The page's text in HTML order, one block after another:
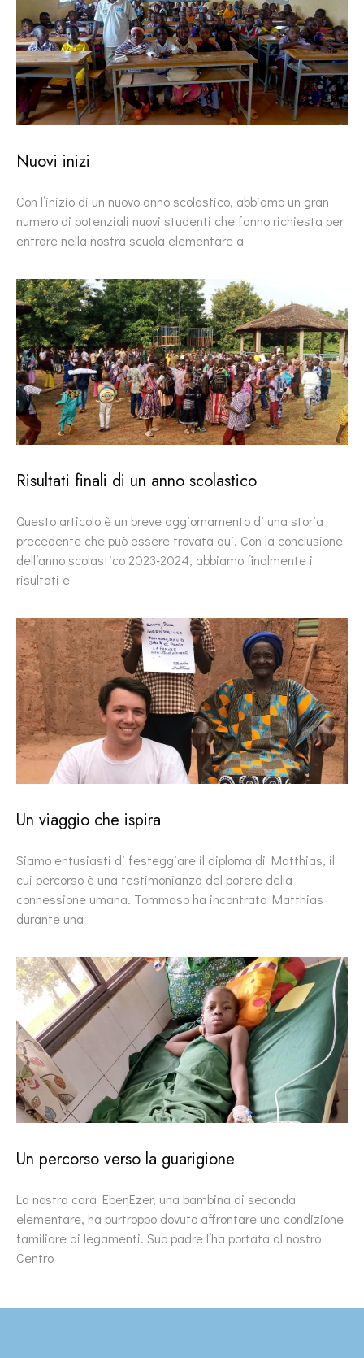
Nuovi inizi
Con l’inizio di un nuovo anno scolastico, abbiamo un gran
numero di potenziali nuovi studenti che fanno richiesta per
entrare nella nostra scuola elementare a
Risultati finali di un anno scolastico
Questo articolo è un breve aggiornamento di una storia
precedente che può essere trovata qui. Con la conclusione
dell’anno scolastico 2023-2024, abbiamo finalmente i
risultati e
Un viaggio che ispira
Siamo entusiasti di festeggiare il diploma di Matthias, il
cui percorso è una testimonianza del potere della
connessione umana. Tommaso ha incontrato Matthias
durante una
Un percorso verso la guarigione
La nostra cara EbenEzer, una bambina di seconda
elementare, ha purtroppo dovuto affrontare una condizione
familiare ai legamenti. Suo padre l’ha portata al nostro
Centro